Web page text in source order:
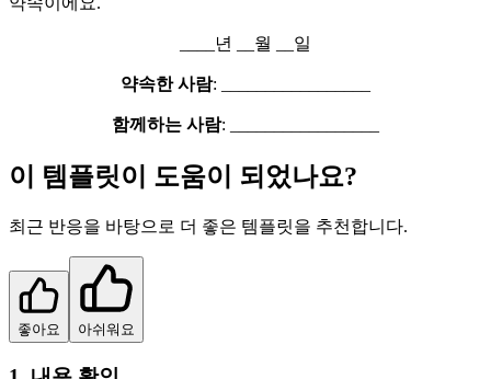
____년 __월 __일
약속한 사람: _________________
함께하는 사람: _________________
이 템플릿이 도움이 되었나요?
최근 반응을 바탕으로 더 좋은 템플릿을 추천합니다.
좋아요 아쉬워요